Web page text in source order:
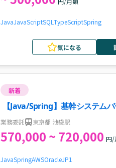
JavaJavaScriptSQL TypeScriptSpring
気になる
新着
【Java/Spring】基幹システム
開発支援案件・求人
業務委託 東京都 池袋駅
570,000 ~ 720,000 円/
JavaSpringAWSOracleJP1